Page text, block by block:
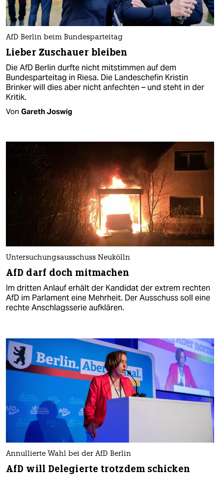
AfD Berlin beim Bundesparteitag
Lieber Zuschauer bleiben
Die AfD Berlin durfte nicht mitstimmen auf dem
Bundesparteitag in Riesa. Die Landeschefin Kristin
Brinker will dies aber nicht anfechten – und steht in der
Kritik.
Von Gareth Joswig
Untersuchungsausschuss Neukölln
AfD darf doch mitmachen
Im dritten Anlauf erhält der Kandidat der extrem rechten
AfD im Parlament eine Mehrheit. Der Ausschuss soll eine
rechte Anschlagsserie aufklären.
Annullierte Wahl bei der AfD Berlin
AfD will Delegierte trotzdem schicken